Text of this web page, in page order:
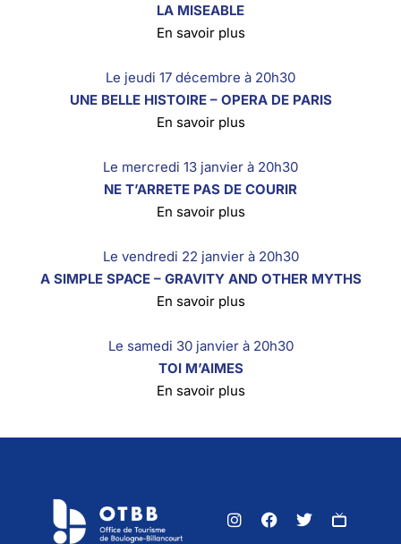
LA MISEABLE
En savoir plus
Le jeudi 17 décembre à 20h30
UNE BELLE HISTOIRE – OPERA DE PARIS
En savoir plus
Le mercredi 13 janvier à 20h30
NE T’ARRETE PAS DE COURIR
En savoir plus
Le vendredi 22 janvier à 20h30
A SIMPLE SPACE – GRAVITY AND OTHER MYTHS
En savoir plus
Le samedi 30 janvier à 20h30
TOI M’AIMES
En savoir plus